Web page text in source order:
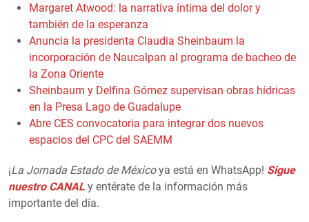
Margaret Atwood: la narrativa íntima del dolor y
también de la esperanza
Anuncia la presidenta Claudia Sheinbaum la
incorporación de Naucalpan al programa de bacheo de
la Zona Oriente
Sheinbaum y Delfina Gómez supervisan obras hídricas
en la Presa Lago de Guadalupe
Abre CES convocatoria para integrar dos nuevos
espacios del CPC del SAEMM
¡La Jornada Estado de Méxicoya está en WhatsApp! Sigue
nuestro CANAL y entérate de la información más
importante del día.